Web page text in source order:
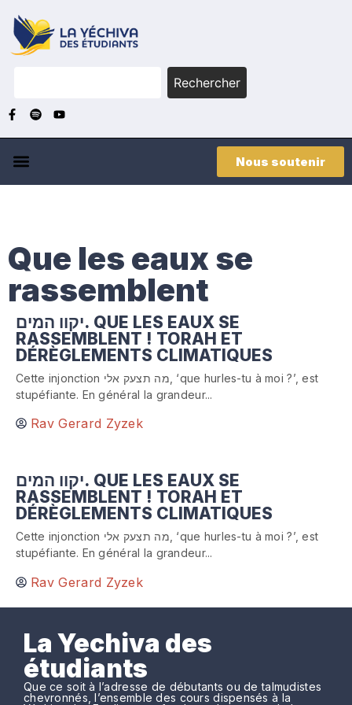
Rechercher
Nous soutenir
Que les eaux se
rassemblent
יקוו המים. QUE LES EAUX SE
RASSEMBLENT ! TORAH ET
DÉRÈGLEMENTS CLIMATIQUES
Cette injonction מה תצעק אלי, ‘que hurles-tu à moi ?’, est
stupéfiante. En général la grandeur...
Rav Gerard Zyzek
יקוו המים. QUE LES EAUX SE
RASSEMBLENT ! TORAH ET
DÉRÈGLEMENTS CLIMATIQUES
Cette injonction מה תצעק אלי, ‘que hurles-tu à moi ?’, est
stupéfiante. En général la grandeur...
Rav Gerard Zyzek
La Yechiva des
étudiants
Que ce soit à l’adresse de débutants ou de talmudistes
chevronnés, l’ensemble des cours dispensés à la